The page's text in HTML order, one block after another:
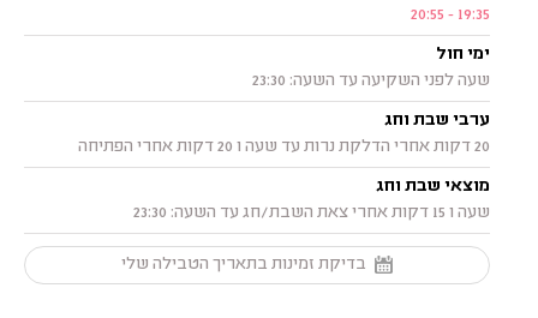
19:35 - 20:55
ימי חול
שעה לפני השקיעה עד השעה: 23:30
ערבי שבת וחג
20 דקות אחרי הדלקת נרות עד שעה ו 20 דקות אחרי הפתיחה
מוצאי שבת וחג
שעה ו 15 דקות אחרי צאת השבת/חג עד השעה: 23:30
בדיקת זמינות בתאריך הטבילה שלי